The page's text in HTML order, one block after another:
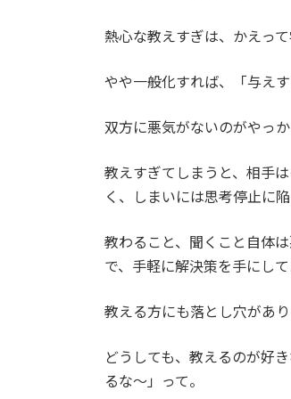
熱心な教えすぎは、かえっ
やや一般化すれば、「与え
双方に悪気がないのがやっか
教えすぎてしまうと、相手
く、しまいには思考停止に陥
教わること、聞くこと自体
で、手軽に解決策を手にし
教える方にも落とし穴があり
どうしても、教えるのが好
るな～」って。